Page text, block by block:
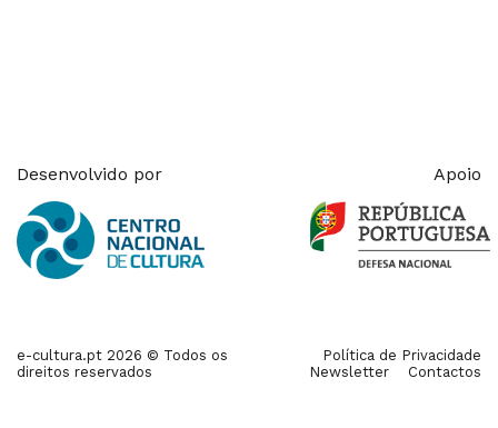
Desenvolvido por Apoio
e-cultura.pt 2026 © Todos os
direitos reservados
Política de Privacidade
Newsletter
Contactos